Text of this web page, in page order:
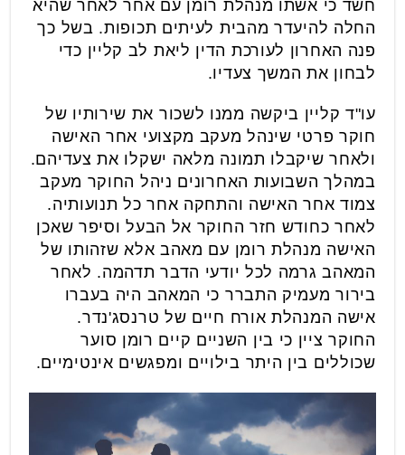
חשד כי אשתו מנהלת רומן עם אחר לאחר שהיא
החלה להיעדר מהבית לעיתים תכופות. בשל כך
פנה האחרון לעורכת הדין ליאת לב קליין כדי
לבחון את המשך צעדיו.
עו"ד קליין ביקשה ממנו לשכור את שירותיו של
חוקר פרטי שינהל מעקב מקצועי אחר האישה
ולאחר שיקבלו תמונה מלאה ישקלו את צעדיהם.
במהלך השבועות האחרונים ניהל החוקר מעקב
צמוד אחר האישה והתחקה אחר כל תנועותיה.
לאחר כחודש חזר החוקר אל הבעל וסיפר שאכן
האישה מנהלת רומן עם מאהב אלא שזהותו של
המאהב גרמה לכל יודעי הדבר תדהמה. לאחר
בירור מעמיק התברר כי המאהב היה בעברו
אישה המנהלת אורח חיים של טרנסג'נדר.
החוקר ציין כי בין השניים קיים רומן סוער
שכוללים בין היתר בילויים ומפגשים אינטימיים.